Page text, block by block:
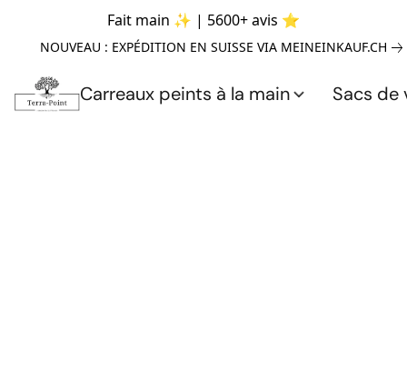
Fait main ✨ | 5600+ avis ⭐
NOUVEAU : EXPÉDITION EN SUISSE VIA MEINEINKAUF.CH
Carreaux peints à la main Sacs